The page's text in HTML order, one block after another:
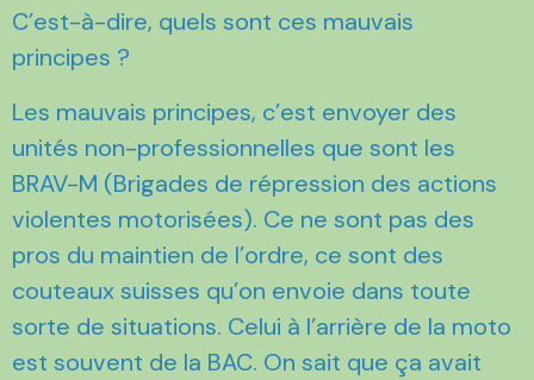
C’est-à-dire, quels sont ces mauvais
principes ?
Les mauvais principes, c’est envoyer des
unités non-professionnelles que sont les
BRAV-M (Brigades de répression des actions
violentes motorisées). Ce ne sont pas des
pros du maintien de l’ordre, ce sont des
couteaux suisses qu’on envoie dans toute
sorte de situations. Celui à l’arrière de la moto
est souvent de la BAC. On sait que ça avait